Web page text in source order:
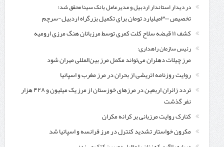
در دیدار استاندار اردبیل و مدیرعامل بانک سینا محقق شد؛
تخصیص ۳۰۰میلیارد تومان برای تکمیل بزرگراه اردبیل-سرچم
کشف ۱۱ قبضه سلاح کلت کمری توسط مرزبانان هنگ مرزی ارومیه
رئیس سازمان راهداری:
مرز چیلات دهلران می‌تواند مکمل مرز بین‌المللی مهران شود
روایت روزنامه اتریشی از بحران در مرز مغرب و اسپانیا
تردد زائران اربعین در مرزهای خوزستان از مرز یک میلیون و ۴۲۸ هزار
نفر گذشت
کنارک روایت مرزبانی بر کرانه مکران
مکرون خواستار تشدید کنترل‌ در مرز فرانسه و اسپانیا شد